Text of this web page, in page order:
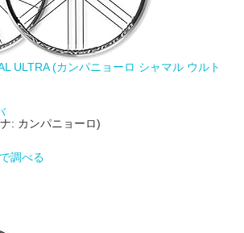
ULTRA (カンパニョーロ シャマル ウルト
: カンパニョーロ)
調べる